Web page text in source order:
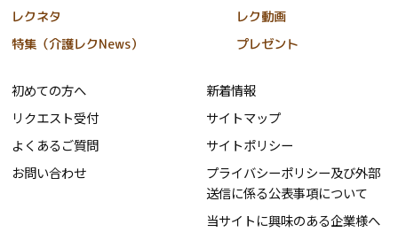
レクネタ
レク動画
特集（介護レクNews）
プレゼント
初めての方へ
リクエスト受付
よくあるご質問
お問い合わせ
新着情報
サイトマップ
サイトポリシー
プライバシーポリシー及び外部
送信に係る公表事項について
当サイトに興味のある企業様へ